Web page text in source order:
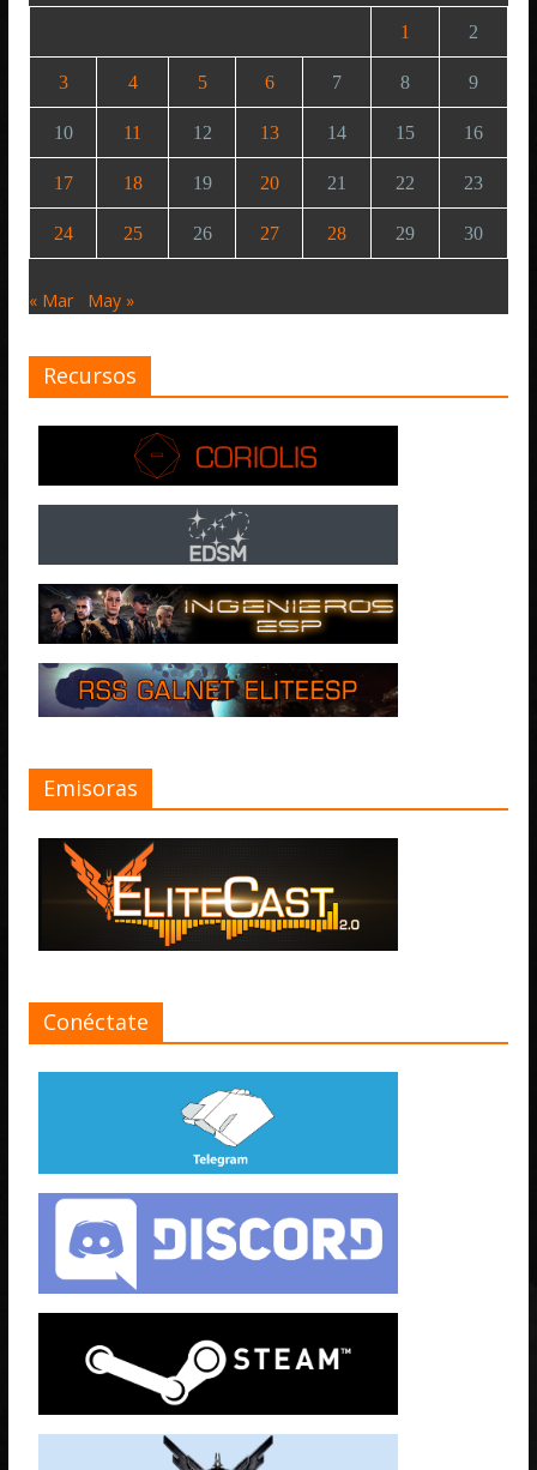
1 2
3 4 5 6 7 8 9
10 11 12 13 14 15 16
17 18 19 20 21 22 23
24 25 26 27 28 29 30
« Mar May »
Recursos
Emisoras
Conéctate